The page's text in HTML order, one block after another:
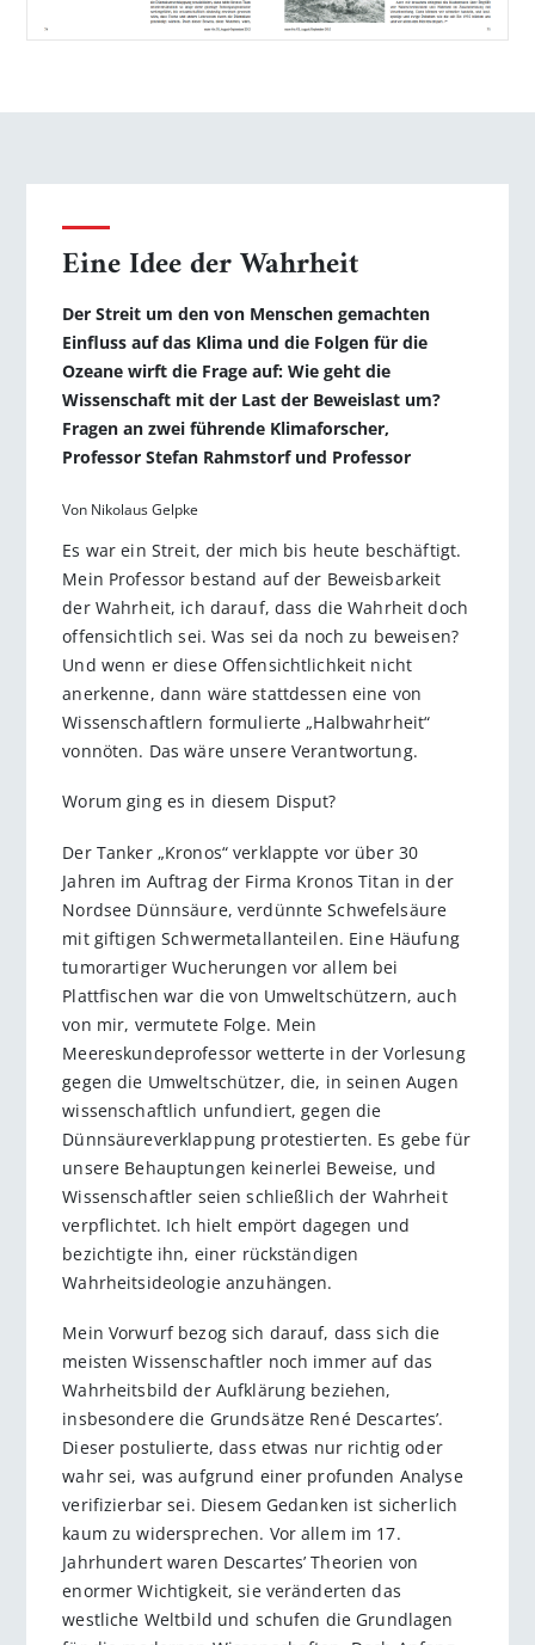
Eine Idee der Wahrheit
Der Streit um den von Menschen gemachten
Einfluss auf das Klima und die Folgen für die
Ozeane wirft die Frage auf: Wie geht die
Wissenschaft mit der Last der Beweislast um?
Fragen an zwei führende Klimaforscher,
Professor Stefan­ Rahmstorf und Profes­sor
Von Nikolaus Gelpke
Es war ein Streit, der mich bis heute beschäftigt.
Mein Professor bestand auf der Beweisbarkeit
der Wahrheit, ich darauf, dass die Wahrheit doch
offensichtlich sei. Was sei da noch zu beweisen?
Und wenn er diese Offensichtlichkeit nicht
anerkenne, dann wäre stattdessen eine von
Wissenschaftlern formulierte „Halbwahrheit“
vonnöten. Das wäre unsere Verantwortung.
Worum ging es in diesem Disput?
Der Tanker „Kronos“ verklappte vor über 30
Jahren im Auftrag der Firma Kronos Titan in der
Nordsee Dünnsäure, verdünnte Schwefelsäure
mit giftigen Schwermetallanteilen. Eine Häufung
tumorartiger Wucherungen vor allem bei
Plattfischen war die von Umweltschützern, auch
von mir, vermutete Folge. Mein
Meereskundeprofessor wetterte in der Vorlesung
gegen die Umweltschützer, die, in seinen Augen
wissenschaftlich unfundiert, gegen die
Dünnsäureverklappung protestierten. Es gebe für
unsere Behauptungen keinerlei Beweise, und
Wissenschaftler seien schließlich der Wahrheit
verpflichtet. Ich hielt empört dagegen und
bezichtigte ihn, einer rückständigen
Wahrheitsideologie anzuhängen.
Mein Vorwurf bezog sich darauf, dass sich die
meisten Wissenschaftler noch immer auf das
Wahrheitsbild der Aufklärung beziehen,
insbesondere die Grundsätze René Descartes’.
Dieser postulierte, dass etwas nur richtig oder
wahr sei, was aufgrund einer profunden Analyse
verifizierbar sei. Diesem Gedanken ist sicherlich
kaum zu widersprechen. Vor allem im 17.
Jahrhundert waren Descartes’ Theorien von
enormer Wichtigkeit, sie veränderten das
westliche Weltbild und schufen die Grundlagen